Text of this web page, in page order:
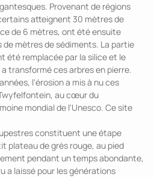
Provenant de régions
atteignent 30 mètres de
de 6 mètres, ont été ensuite
mètres de sédiments. La partie
été remplacée par la silice et le
transformé ces arbres en pierre.
l'érosion a mis à nu ces
au cœur du
mondial de l'Unesco. Ce site
constituent une étape
plateau de grès rouge, au pied
pendant un temps abondante,
a laissé pour les générations